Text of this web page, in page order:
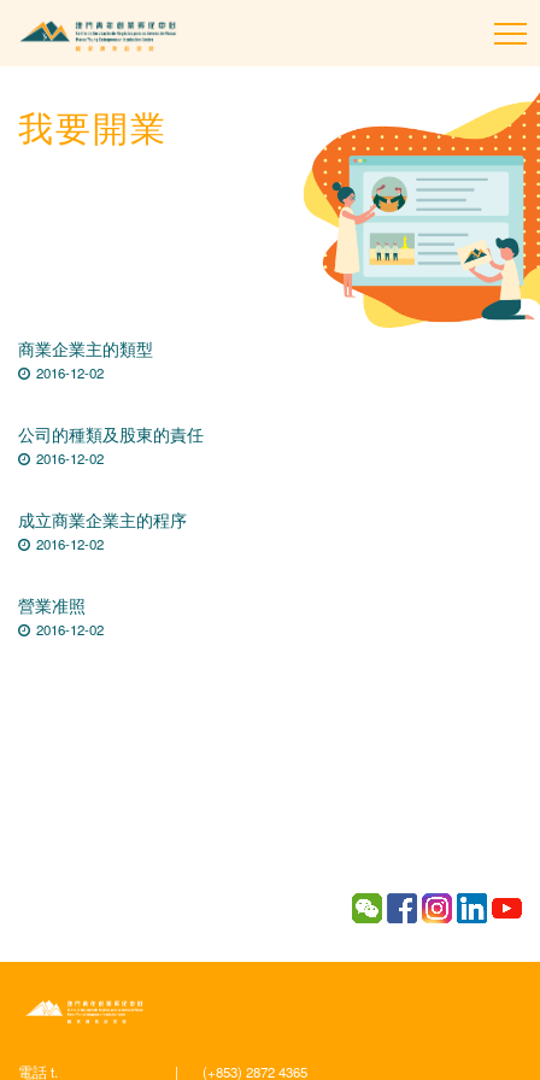
我要開業
商業企業主的類型
2016-12-02
公司的種類及股東的責任
2016-12-02
成立商業企業主的程序
2016-12-02
營業准照
2016-12-02
電話 t. | (+853) 2872 4365